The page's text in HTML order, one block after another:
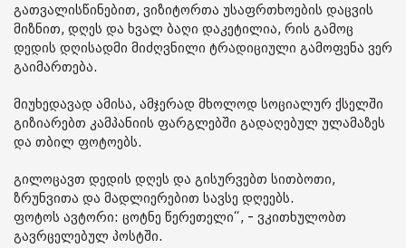
გათვალისწინებით, ვიზიტორთა უსაფრთხოების დაცვის
მიზნით, დღეს და ხვალ ბაღი დაკეტილია, რის გამოც
დედის დღისადმი მიძღვნილი ტრადიციული გამოფენა ვერ
გაიმართება.
მიუხედავად ამისა, ამჯერად მხოლოდ სოციალურ ქსელში
გიზიარებთ კამპანიის ფარგლებში გადაღებულ ულამაზეს
და თბილ ფოტოებს.
გილოცავთ დედის დღეს და გისურვებთ სითბოთი,
ზრუნვითა და მადლიერებით სავსე დღეებს.
ფოტოს ავტორი: ცოტნე წერეთელი“, - ვკითხულობთ
გავრცელებულ პოსტში.